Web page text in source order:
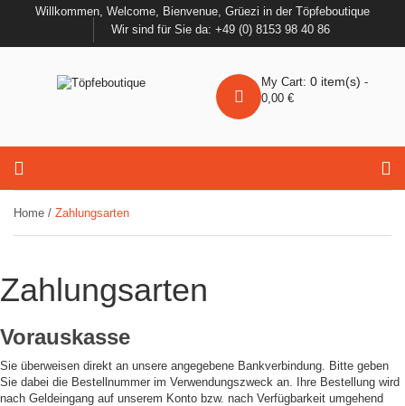
Willkommen, Welcome, Bienvenue, Grüezi in der Töpfeboutique
Wir sind für Sie da: +49 (0) 8153 98 40 86
My Cart: 0 item(s) -
0,00 €
Home / Zahlungsarten
Zahlungsarten
Vorauskasse
Sie überweisen direkt an unsere angegebene Bankverbindung. Bitte geben
Sie dabei die Bestellnummer im Verwendungszweck an. Ihre Bestellung wird
nach Geldeingang auf unserem Konto bzw. nach Verfügbarkeit umgehend